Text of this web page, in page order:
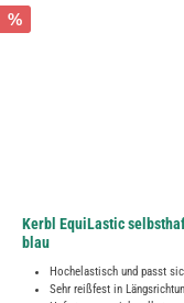
%
Kerbl EquiLastic
blau
Hochelastisch und passt
Sehr reißfest in